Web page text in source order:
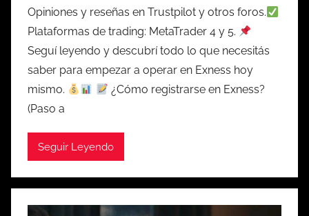
Opiniones y reseñas en Trustpilot y otros foros.
Plataformas de trading: MetaTrader 4 y 5.
Seguí leyendo y descubrí todo lo que necesitás
saber para empezar a operar en Exness hoy
mismo.
¿Cómo registrarse en Exness?
(Paso a
Seguir Leyendo